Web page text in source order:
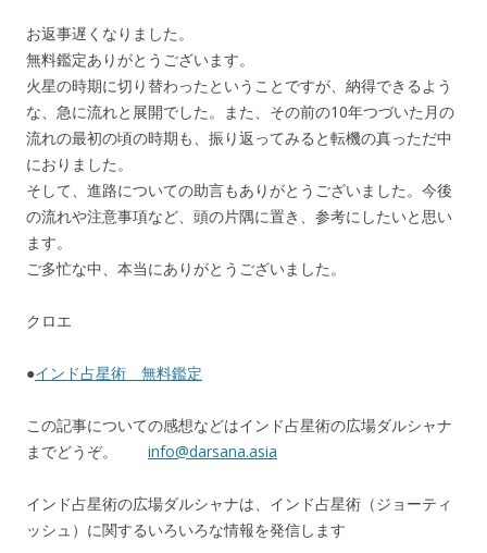
お返事遅くなりました。
無料鑑定ありがとうございます。
火星の時期に切り替わったということですが、納得できるよう
な、急に流れと展開でした。また、その前の10年つづいた月の
流れの最初の頃の時期も、振り返ってみると転機の真っただ中
におりました。
そして、進路についての助言もありがとうございました。今後
の流れや注意事項など、頭の片隅に置き、参考にしたいと思い
ます。
ご多忙な中、本当にありがとうございました。
クロエ
●インド占星術 無料鑑定
この記事についての感想などはインド占星術の広場ダルシャナ
までどうぞ。 info@darsana.asia
インド占星術の広場ダルシャナは、インド占星術（ジョーティ
ッシュ）に関するいろいろな情報を発信します